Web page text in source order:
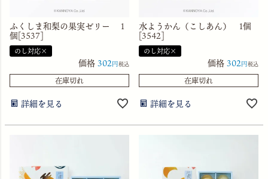
ふくしま和梨の果実ゼリー 1
個[3537]
のし対応×
価格302 税込
在庫切れ
詳細を見る
水ようかん（こしあん） 1個
[3542]
のし対応×
価格302 税込
在庫切れ
詳細を見る